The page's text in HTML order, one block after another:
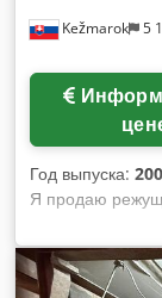
Kežmarok 5
Год выпуска:
Я продаю
Хорошее
Adyea